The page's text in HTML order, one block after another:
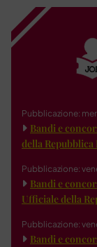
Pubblicazione:
Bandi e
della Repubblica
Pubblicazione:
Bandi e
Ufficiale della
Pubblicazione:
Bandi e